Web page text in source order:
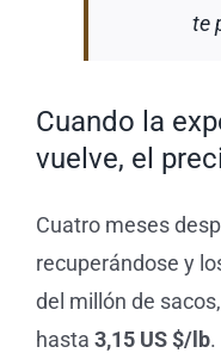
te
Cuando la
vuelve, el
Cuatro meses
recuperándose y
del millón de
hasta 3,15 US $/lb.